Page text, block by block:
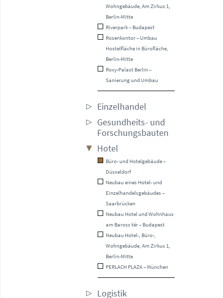
Wohngebäude, Am Zirkus 1,
Berlin-Mitte
Riverpark – Budapest
Rosenkontor – Umbau
Hostelfläche in Bürofläche,
Berlin-Mitte
Roxy-Palast Berlin –
Sanierung und Umbau
Einzelhandel
Gesundheits- und
Forschungsbauten
Hotel
Büro- und Hotelgebäude –
Düsseldorf
Neubau eines Hotel- und
Einzelhandelsgebäudes –
Saarbrücken
Neubau Hotel und Wohnhaus
am Baross tér – Budapest
Neubau Hotel-, Büro-,
Wohngebäude, Am Zirkus 1,
Berlin-Mitte
PERLACH PLAZA – München
Logistik